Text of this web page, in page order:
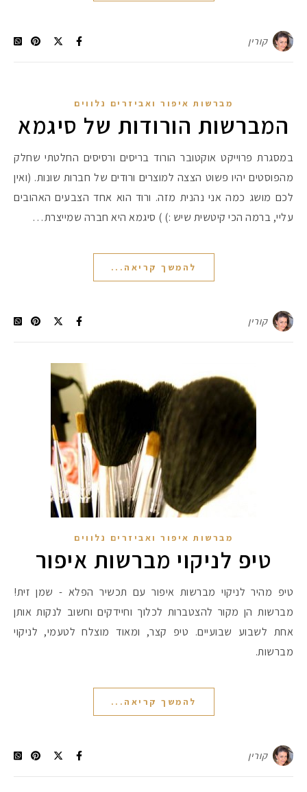
קורין
מברשות איפור ואביזרים נלווים
המברשות הורודות של סיגמא
במסגרת פרוייקט אוקטובר הורוד בריסים ורסיסים החלטתי שחלק
מהפוסטים יהיו פשוט הצצה למוצרים ורודים של חברות שונות. (ואין
לכם מושג כמה אני נהנית מזה. ורוד הוא אחד הצבעים האהובים
עליי, ברמה הכי קיטשית שיש :) ) סיגמא היא חברה שמייצרת…
להמשך קריאה...
קורין
מברשות איפור ואביזרים נלווים
טיפ לניקוי מברשות איפור
טיפ מהיר לניקוי מברשות איפור עם תכשיר הפלא - שמן זית!
מברשות הן מקור להצטברות לכלוך וחיידקים וחשוב לנקות אותן
אחת לשבוע שבועיים. טיפ קצר, ומאוד מוצלח לטעמי, לניקוי
מברשות.
להמשך קריאה...
קורין